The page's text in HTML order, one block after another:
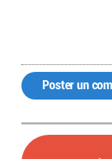
Poster un